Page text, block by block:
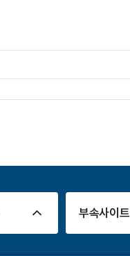
부속사이트